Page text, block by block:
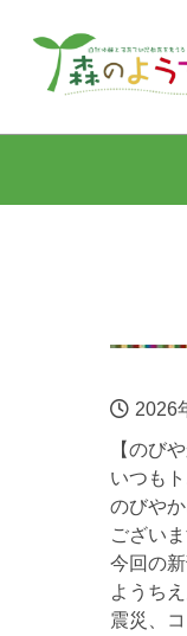
2026
【のび
いつも
のびや
ございま
今回の
ようち
震災、